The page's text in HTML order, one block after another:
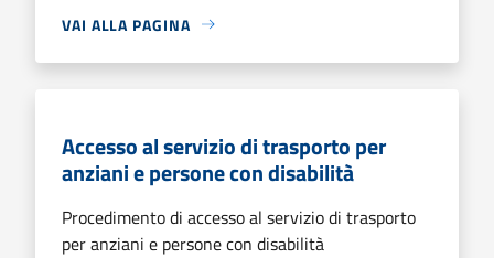
VAI ALLA PAGINA
Accesso al servizio di trasporto per
anziani e persone con disabilità
Procedimento di accesso al servizio di trasporto
per anziani e persone con disabilità